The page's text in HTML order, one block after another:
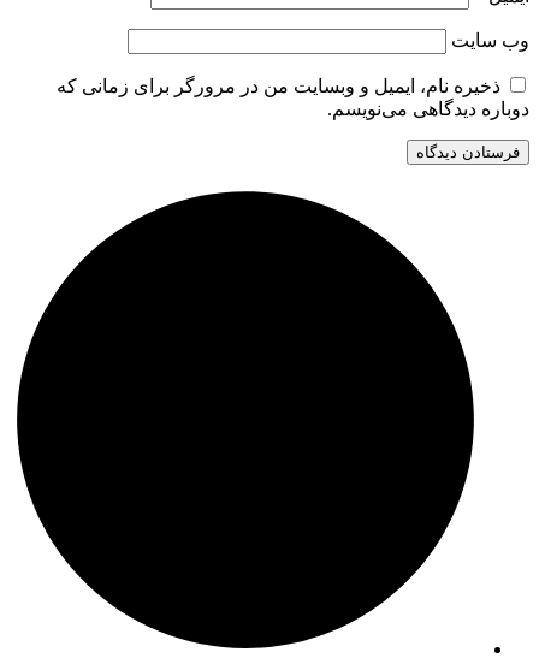
وب‌ سایت
ذخیره نام، ایمیل و وبسایت من در مرورگر برای زمانی که
دوباره دیدگاهی می‌نویسم.